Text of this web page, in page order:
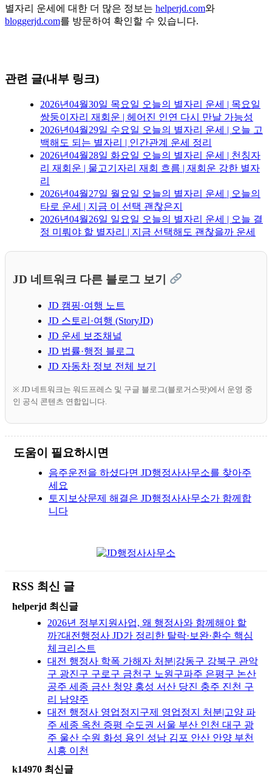
별자리 운세에 대한 더 많은 정보는 helperjd.com와
bloggerjd.com를 방문하여 확인할 수 있습니다.
관련 글(내부 링크)
2026년04월30일 목요일 오늘의 별자리 운세 | 목요일
쌍둥이자리 재회운 | 헤어진 인연 다시 만날 가능성
2026년04월29일 수요일 오늘의 별자리 운세 | 오늘 고
백해도 되는 별자리 | 인간관계 운세 정리
2026년04월28일 화요일 오늘의 별자리 운세 | 천칭자
리 재회운 | 물고기자리 재회 흐름 | 재회운 강한 별자
리
2026년04월27일 월요일 오늘의 별자리 운세 | 오늘의
타로 운세 | 지금 이 선택 괜찮은지
2026년04월26일 일요일 오늘의 별자리 운세 | 오늘 결
정 미뤄야 할 별자리 | 지금 선택해도 괜찮을까 운세
JD 네트워크 다른 블로그 보기
JD 캠핑·여행 노트
JD 스토리·여행 (StoryJD)
JD 운세 보조채널
JD 법률·행정 블로그
JD 자동차 정보 전체 보기
※ JD 네트워크는 워드프레스 및 구글 블로그(블로거스팟)에서 운영 중
인 공식 콘텐츠 연합입니다.
도움이 필요하시면
음주운전을 하셨다면 JD행정사사무소를 찾아주
세요
토지보상문제 해결은 JD행정사사무소가 함께합
니다
RSS 최신 글
helperjd 최신글
2026년 정부지원사업, 왜 행정사와 함께해야 할
까?대전행정사 JD가 정리한 탈락·보완·환수 핵심
체크리스트
대전 행정사 학폭 가해자 처분|강동구 강북구 관악
구 광진구 구로구 금천구 노원구파주 은평구 논산
공주 세종 금산 청양 홍성 서산 당진 충주 진천 구
리 남양주
대전 행정사 영업정지구제 영업정지 처분|고양 파
주 세종 옥천 증평 수도권 서울 부산 인천 대구 광
주 울산 수원 화성 용인 성남 김포 안산 안양 부천
시흥 이천
k14970 최신글